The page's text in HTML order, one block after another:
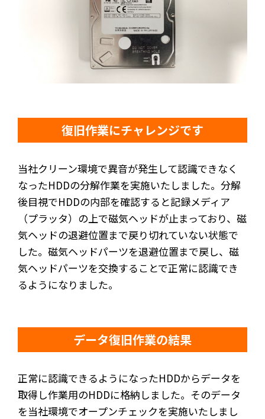
復旧作業にチャレンジです
当社クリーン環境で異音が発生して認識できなく
なったHDDの分解作業を実施いたしました。分解
後目視でHDDの内部を確認すると記録メディア
（プラッタ）の上で磁気ヘッドが止まっており、磁
気ヘッドの退避位置まで戻り切れていない状態で
した。磁気ヘッドパーツを退避位置まで戻し、磁
気ヘッドパーツを交換することで正常に認識でき
るようになりました。
データ復旧作業の結果
正常に認識できるようになったHDDからデータを
取得し作業用のHDDに格納しました。そのデータ
を当社環境でオープンチェックを実施いたしまし